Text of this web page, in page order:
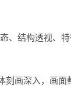
、结构透视、
画深入，画面